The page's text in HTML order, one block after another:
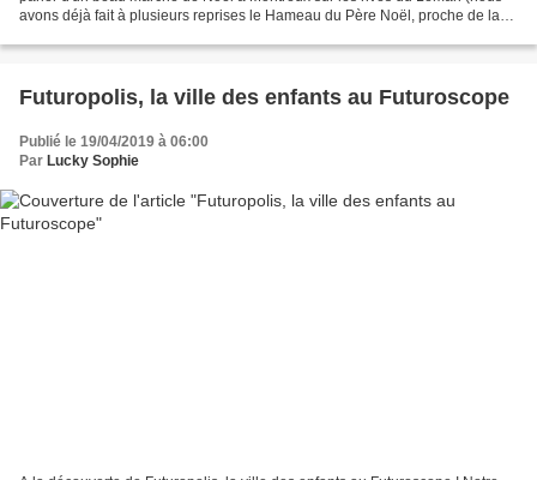
avons déjà fait à plusieurs reprises le Hameau du Père Noël, proche de la
Futuropolis, la ville des enfants au Futuroscope
Publié le 19/04/2019 à 06:00
Par Lucky Sophie